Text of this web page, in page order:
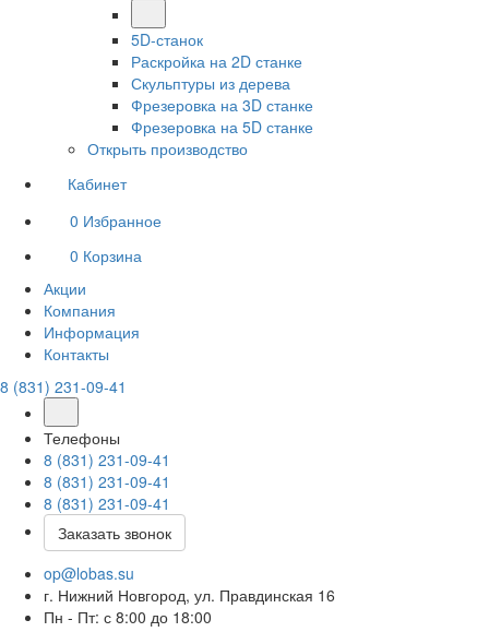
5D-станок
Раскройка на 2D станке
Скульптуры из дерева
Фрезеровка на 3D станке
Фрезеровка на 5D станке
Открыть производство
Кабинет
0 Избранное
0 Корзина
Акции
Компания
Информация
Контакты
8 (831) 231-09-41
Телефоны
8 (831) 231-09-41
8 (831) 231-09-41
8 (831) 231-09-41
Заказать звонок
op@lobas.su
г. Нижний Новгород, ул. Правдинская 16
Пн - Пт: с 8:00 до 18:00